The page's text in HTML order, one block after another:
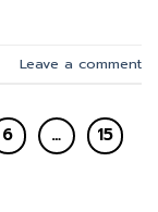
Leave a comment
6 … 15